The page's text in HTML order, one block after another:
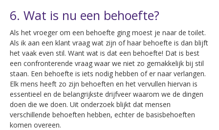
6. Wat is nu een behoefte?
Als het vroeger om een behoefte ging moest je naar de toilet.
Als ik aan een klant vraag wat zijn of haar behoefte is dan blijft
het vaak even stil. Want wat is dat een behoefte! Dat is best
een confronterende vraag waar we niet zo gemakkelijk bij stil
staan. Een behoefte is iets nodig hebben of er naar verlangen.
Elk mens heeft zo zijn behoeften en het vervullen hiervan is
essentieel en de belangrijkste drijfveer waarom we de dingen
doen die we doen. Uit onderzoek blijkt dat mensen
verschillende behoeften hebben, echter de basisbehoeften
komen overeen.